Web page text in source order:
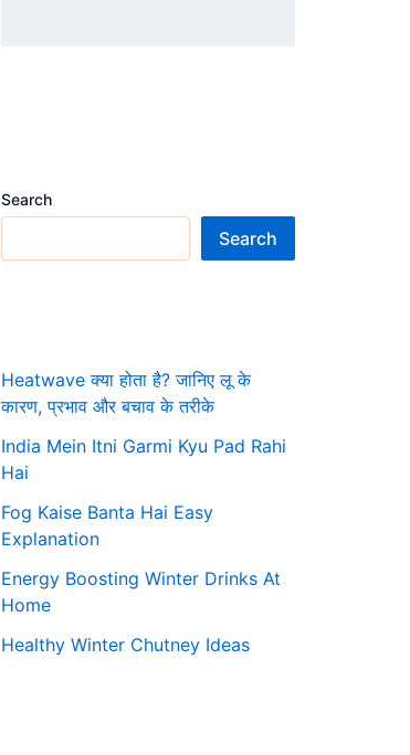
Search
Search
Heatwave क्या होता है? जानिए लू के
कारण, प्रभाव और बचाव के तरीके
India Mein Itni Garmi Kyu Pad Rahi
Hai
Fog Kaise Banta Hai Easy
Explanation
Energy Boosting Winter Drinks At
Home
Healthy Winter Chutney Ideas